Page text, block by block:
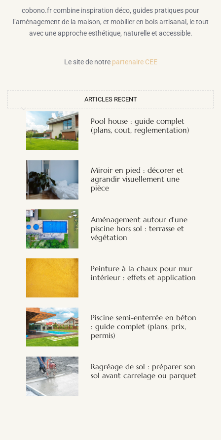
cobono.fr combine inspiration déco, guides pratiques pour
l’aménagement de la maison, et mobilier en bois artisanal, le tout
avec une approche esthétique, naturelle et accessible.
Le site de notre partenaire CEE
ARTICLES RECENT
Pool house : guide complet
(plans, cout, reglementation)
Miroir en pied : décorer et
agrandir visuellement une
pièce
Aménagement autour d’une
piscine hors sol : terrasse et
végétation
Peinture à la chaux pour mur
intérieur : effets et application
Piscine semi-enterrée en béton
: guide complet (plans, prix,
permis)
Ragréage de sol : préparer son
sol avant carrelage ou parquet